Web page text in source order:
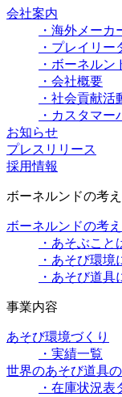
会社案内
・海外メーカ
・プレイリ
・ボーネルン
・会社概要
・社会貢献活
・カスタマ
お知らせ
プレスリリース
採用情報
ボーネルンドの考え
ボーネルンドの考え
・あそぶこと
・あそび環
・あそび道
事業内容
あそび環境づくり
・実績一覧
世界のあそび道具
・在庫状況表